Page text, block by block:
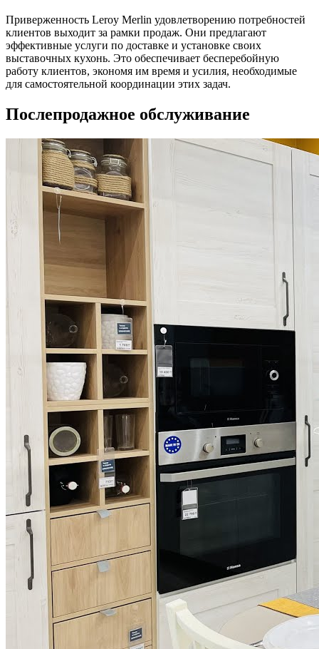
Приверженность Leroy Merlin удовлетворению потребностей
клиентов выходит за рамки продаж. Они предлагают
эффективные услуги по доставке и установке своих
выставочных кухонь. Это обеспечивает бесперебойную
работу клиентов, экономя им время и усилия, необходимые
для самостоятельной координации этих задач.
Послепродажное обслуживание